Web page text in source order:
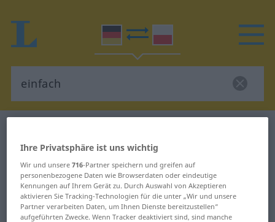
Deutsch-Polnisch Übersetzung für
"einfach"
"einfach" Polnisch Übersetzung
Ihre Privatsphäre ist uns wichtig
Wir und unsere716-Partner speichern und greifen auf
personenbezogene Daten wie Browserdaten oder eindeutige
Kennungen auf Ihrem Gerät zu. Durch Auswahl von Akzeptieren
aktivieren Sie Tracking-Technologien für die unter „Wir und unsere
Partner verarbeiten Daten, um Ihnen Dienste bereitzustellen“
aufgeführten Zwecke. Wenn Tracker deaktiviert sind, sind manche